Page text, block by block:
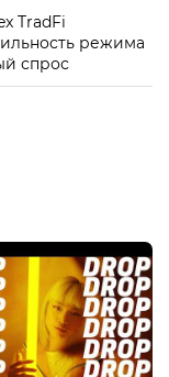
TradFi
режима
спрос